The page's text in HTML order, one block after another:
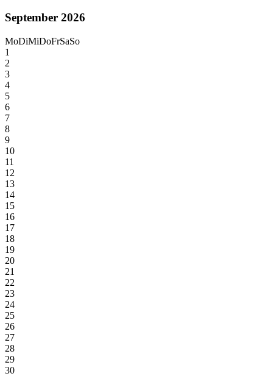
September 2026
MoDiMiDoFrSaSo
1
2
3
4
5
6
7
8
9
10
11
12
13
14
15
16
17
18
19
20
21
22
23
24
25
26
27
28
29
30